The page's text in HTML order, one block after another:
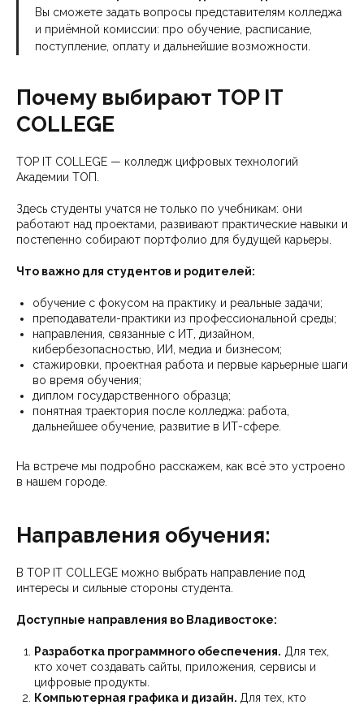
Вы сможете задать вопросы представителям колледжа
и приёмной комиссии: про обучение, расписание,
поступление, оплату и дальнейшие возможности.
Почему выбирают TOP IT
COLLEGE
TOP IT COLLEGE — колледж цифровых технологий
Академии ТОП.
Здесь студенты учатся не только по учебникам: они
работают над проектами, развивают практические навыки и
постепенно собирают портфолио для будущей карьеры.
Что важно для студентов и родителей:
обучение с фокусом на практику и реальные задачи;
преподаватели-практики из профессиональной среды;
направления, связанные с ИТ, дизайном,
кибербезопасностью, ИИ, медиа и бизнесом;
стажировки, проектная работа и первые карьерные шаги
во время обучения;
диплом государственного образца;
понятная траектория после колледжа: работа,
дальнейшее обучение, развитие в ИТ-сфере.
На встрече мы подробно расскажем, как всё это устроено
в нашем городе.
Направления обучения:
В TOP IT COLLEGE можно выбрать направление под
интересы и сильные стороны студента.
Доступные направления во Владивостоке:
Разработка программного обеспечения. Для тех,
кто хочет создавать сайты, приложения, сервисы и
цифровые продукты.
Компьютерная графика и дизайн. Для тех, кто